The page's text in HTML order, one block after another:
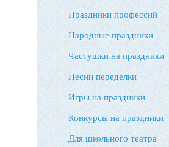
Праздники профессий
Народные праздники
Частушки на праздники
Песни переделки
Игры на праздники
Конкурсы на праздники
Для школьного театра